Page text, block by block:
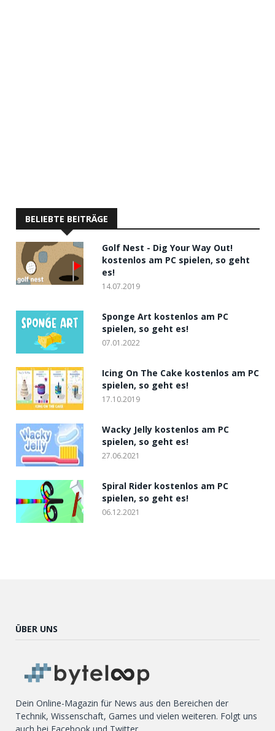
BELIEBTE BEITRÄGE
Golf Nest - Dig Your Way Out!
kostenlos am PC spielen, so geht
es!
14.07.2019
Sponge Art kostenlos am PC
spielen, so geht es!
07.01.2022
Icing On The Cake kostenlos am PC
spielen, so geht es!
17.10.2019
Wacky Jelly kostenlos am PC
spielen, so geht es!
27.06.2021
Spiral Rider kostenlos am PC
spielen, so geht es!
06.12.2021
ÜBER UNS
Dein Online-Magazin für News aus den Bereichen der
Technik, Wissenschaft, Games und vielen weiteren. Folgt uns